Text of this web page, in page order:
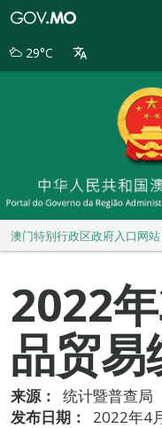
别
29°C
澳门特别行政区政府入口网站
2022
品贸易
来源：
统计暨普查局
发布日期：
2022年4